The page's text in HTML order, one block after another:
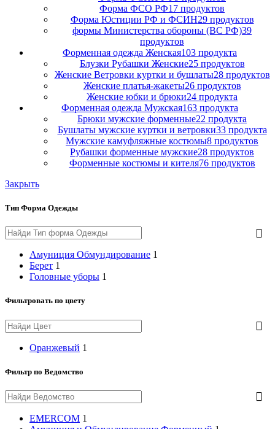
Форма ФСО РФ17 продуктов
Форма Юстиции РФ и ФСИН29 продуктов
формы Министерства обороны (ВС РФ)39
продуктов
Форменная одежда Женская103 продукта
Блузки Рубашки Женские25 продуктов
Женские Ветровки куртки и бушлаты28 продуктов
Женские платья-жакеты26 продуктов
Женские юбки и брюки24 продукта
Форменная одежда Мужская163 продукта
Брюки мужские форменные22 продукта
Бушлаты мужские куртки и ветровки33 продукта
Мужские камуфляжные костюмы8 продуктов
Рубашки форменные мужские28 продуктов
Форменные костюмы и кителя76 продуктов
Закрыть
Тип Форма Одежды
Амуниция Обмундирование 1
Берет 1
Головные уборы 1
Фильтровать по цвету
Оранжевый 1
Фильтр по Ведомство
EMERCOM 1